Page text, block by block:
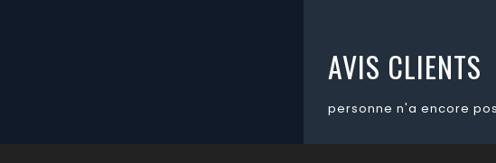
AVIS CLIENTS
personne n'a encore